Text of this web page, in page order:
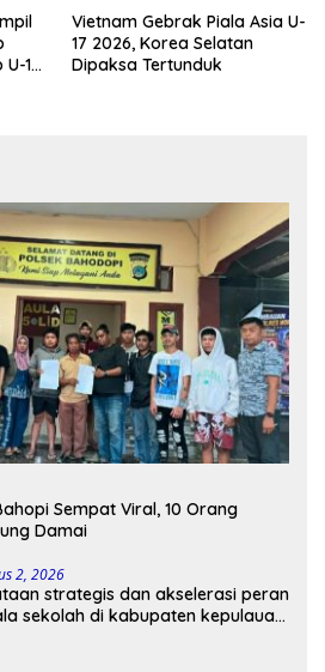
10
Vietnam Gebrak Piala Asia U-
17 2026, Korea Selatan
Dipaksa Tertunduk
Sempat Viral, 10 Orang
Damai
2, 2026
strategis dan akselerasi peran
sekolah di kabupaten kepulauan